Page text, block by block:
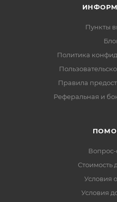
Пункты
Политика
Правила
Реферальная и
Вопрос-
Стоимость
Условия
Условия